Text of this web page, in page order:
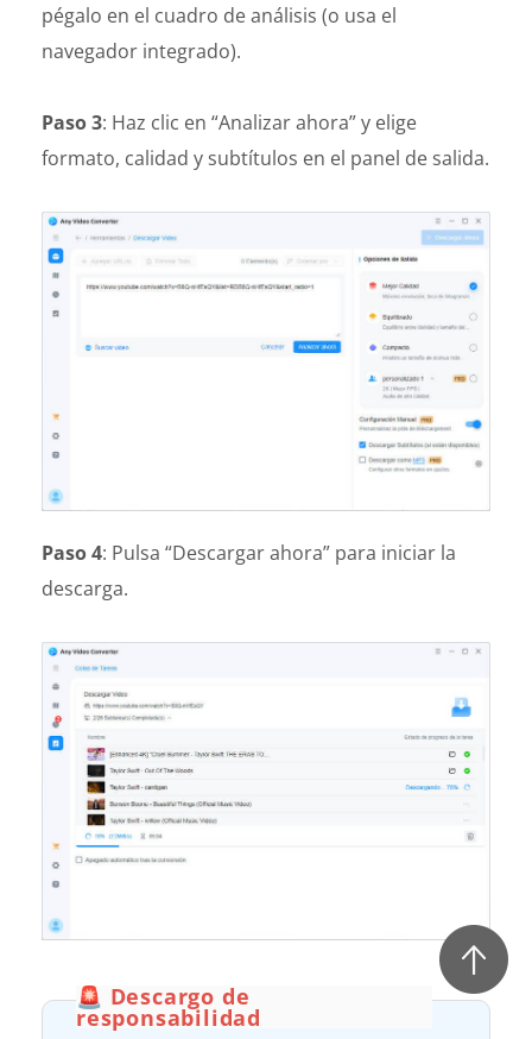
pégalo en el cuadro de análisis (o usa el
navegador integrado).
Paso 3: Haz clic en “Analizar ahora” y elige
formato, calidad y subtítulos en el panel de salida.
Paso 4: Pulsa “Descargar ahora” para iniciar la
descarga.
🚨 Descargo de
responsabilidad